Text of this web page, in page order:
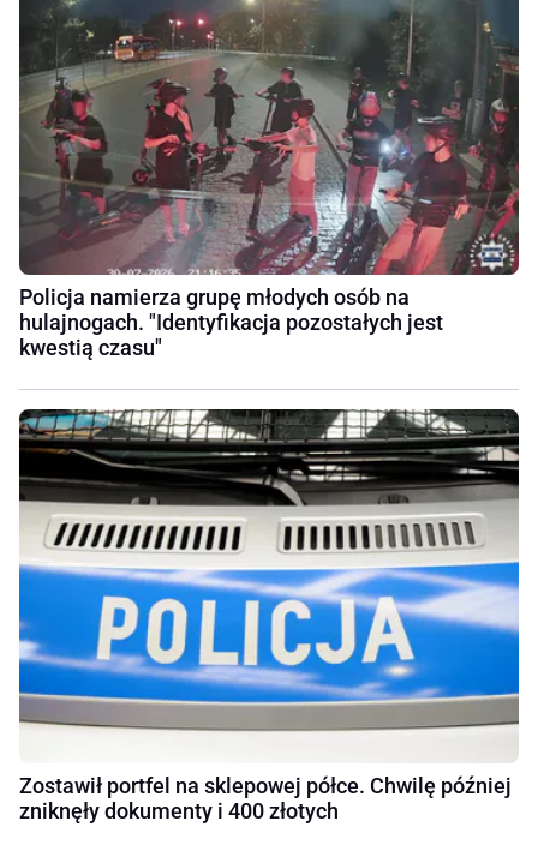
Policja namierza grupę młodych osób na
hulajnogach. "Identyfikacja pozostałych jest
kwestią czasu"
Zostawił portfel na sklepowej półce. Chwilę później
zniknęły dokumenty i 400 złotych